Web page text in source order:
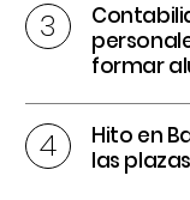
formar
Hito en
las